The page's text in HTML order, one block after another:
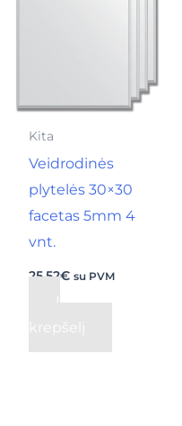
Kita
Veidrodinės
plytelės 30×30
facetas 5mm 4
vnt.
25,52€ su PVM
Į
krepšelį